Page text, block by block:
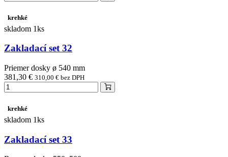
krehké
skladom 1ks
Zakladací set 32
Priemer dosky ø 540 mm
381,30 € 310,00 € bez DPH
krehké
skladom 1ks
Zakladací set 33